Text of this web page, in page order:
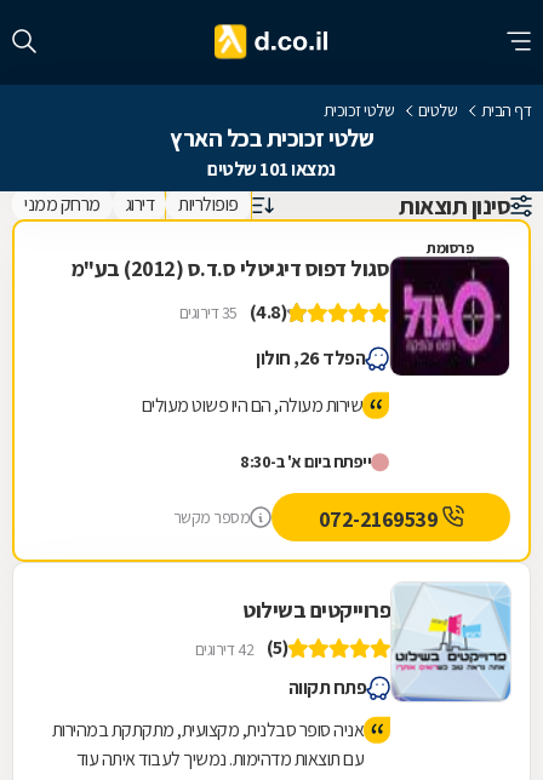
דף הבית שלטים שלטי זכוכית
שלטי זכוכית בכל הארץ
נמצאו 101 שלטים
סינון תוצאות פופולריות דירוג מרחק ממני
פרסומת
סגול דפוס דיגיטלי ס.ד.ס (2012) בע"מ
(4.8) 35 דירוגים
הפלד 26, חולון
שירות מעולה, הם היו פשוט מעולים
ייפתח ביום א' ב-8:30
מספר מקשר
פרוייקטים בשילוט
(5) 42 דירוגים
פתח תקווה
אניה סופר סבלנית, מקצועית, מתקתקת במהירות
עם תוצאות מדהימות. נמשיך לעבוד איתה עוד